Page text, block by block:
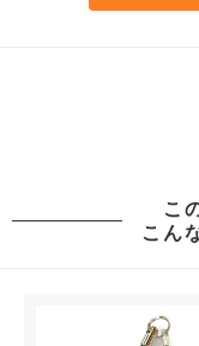
こ
こん